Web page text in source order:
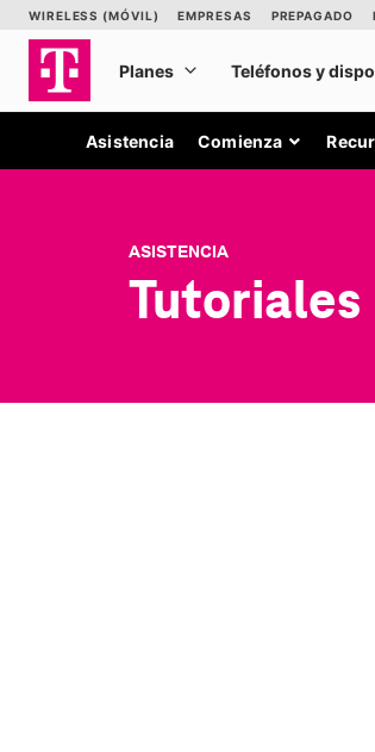
Asistencia Comienza
ASISTENCIA
Tutoriales